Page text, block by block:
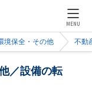
MENU
境保全・その他 不動
／設備の転